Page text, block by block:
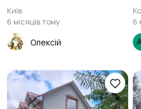
Київ
6 місяців тому
Олексій
6